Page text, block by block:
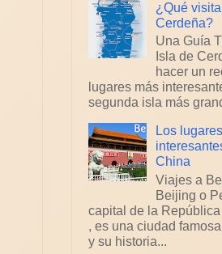
¿Qué
Cerdeña?
Una Guía
Isla de
hacer un
lugares más
segunda isla más
Los
China
Viajes a
Beijing o
capital de la
, es una ciudad
y su historia...